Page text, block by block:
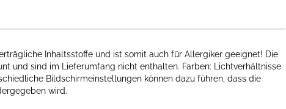
Inhaltsstoffe und ist somit auch für Allergiker geeignet! Die
und sind im Lieferumfang nicht enthalten. Farben: Lichtverhältnisse
Bildschirmeinstellungen können dazu führen, dass die
wird.